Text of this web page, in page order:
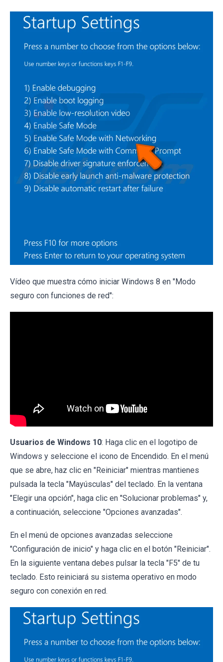
Vídeo que muestra cómo iniciar Windows 8 en "Modo
seguro con funciones de red":
Usuarios de Windows 10: Haga clic en el logotipo de
Windows y seleccione el icono de Encendido. En el menú
que se abre, haz clic en "Reiniciar" mientras mantienes
pulsada la tecla "Mayúsculas" del teclado. En la ventana
"Elegir una opción", haga clic en "Solucionar problemas" y,
a continuación, seleccione "Opciones avanzadas".
En el menú de opciones avanzadas seleccione
"Configuración de inicio" y haga clic en el botón "Reiniciar".
En la siguiente ventana debes pulsar la tecla "F5" de tu
teclado. Esto reiniciará su sistema operativo en modo
seguro con conexión en red.